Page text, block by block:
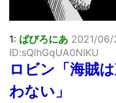
敵「ダンクーガは
まとめチェッカーは
す。
【信長の野望・新
かわからない
NHKにようこそ！を
1: ばびろにあ 2021/06/
ID:sQlhGqUA0NIKU
ロビン「海賊
わない」